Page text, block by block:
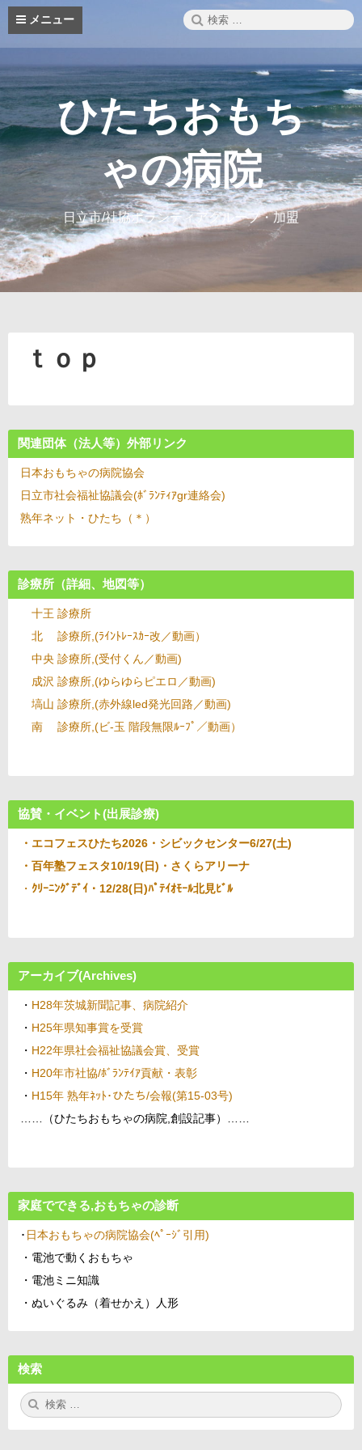
コ
ツ
へ
ス
キ
ッ
プ
メニュー
検
索:
ひたちおもち
ゃの病院
日立市/社協ボランティアグループ・加盟
ｔｏｐ
日:
月17
日 2020
年
3
月
日
投
稿
者:
03
関連団体（法人等）外部リンク
日本おもちゃの病院協会
日立市社会福祉協議会(ﾎﾞﾗﾝﾃｨｱgr連絡会)
熟年ネット・ひたち（＊）
診療所（詳細、地図等）
十王 診療所
北 診療所,(ﾗｲﾝﾄﾚｰｽｶｰ改 ／動画）
中央 診療所,(受付くん／動画)
成沢 診療所,(ゆらゆらピエロ／動画)
塙山 診療所,(赤外線led発光回路／動画)
南 診療所,(ビ-玉 階段無限ﾙｰﾌﾟ ／動画）
協賛・イベント(出展診療)
・エコフェスひたち2026・シビックセンター6/27(土)
・百年塾フェスタ10/19(日)・さくらアリーナ
・ ｸﾘｰﾆﾝｸﾞﾃﾞｲ・12/28(日)ﾊﾟﾃｲｵﾓｰﾙ北見ﾋﾞﾙ
アーカイブ(Archives)
・ H28年茨城新聞記事、病院紹介
・ H25年県知事賞を受賞
・ H22年県社会福祉協議会賞、受賞
・ H20年市社協/ﾎﾞﾗﾝﾃｲｱ貢献・表彰
・ H15年 熟年ﾈｯﾄ･ひたち/会報(第15-03号)
……（ひたちおもちゃの病院,創設記事）……
家庭でできる,おもちゃの診断
･ 日本おもちゃの病院協会(ﾍﾟｰｼﾞ引用)
・電池で動くおもちゃ
・電池ミニ知識
・ぬいぐるみ（着せかえ）人形
検索
検
索: